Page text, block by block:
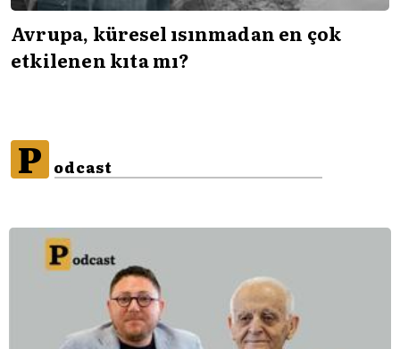
Avrupa, küresel ısınmadan en çok
etkilenen kıta mı?
P odcast